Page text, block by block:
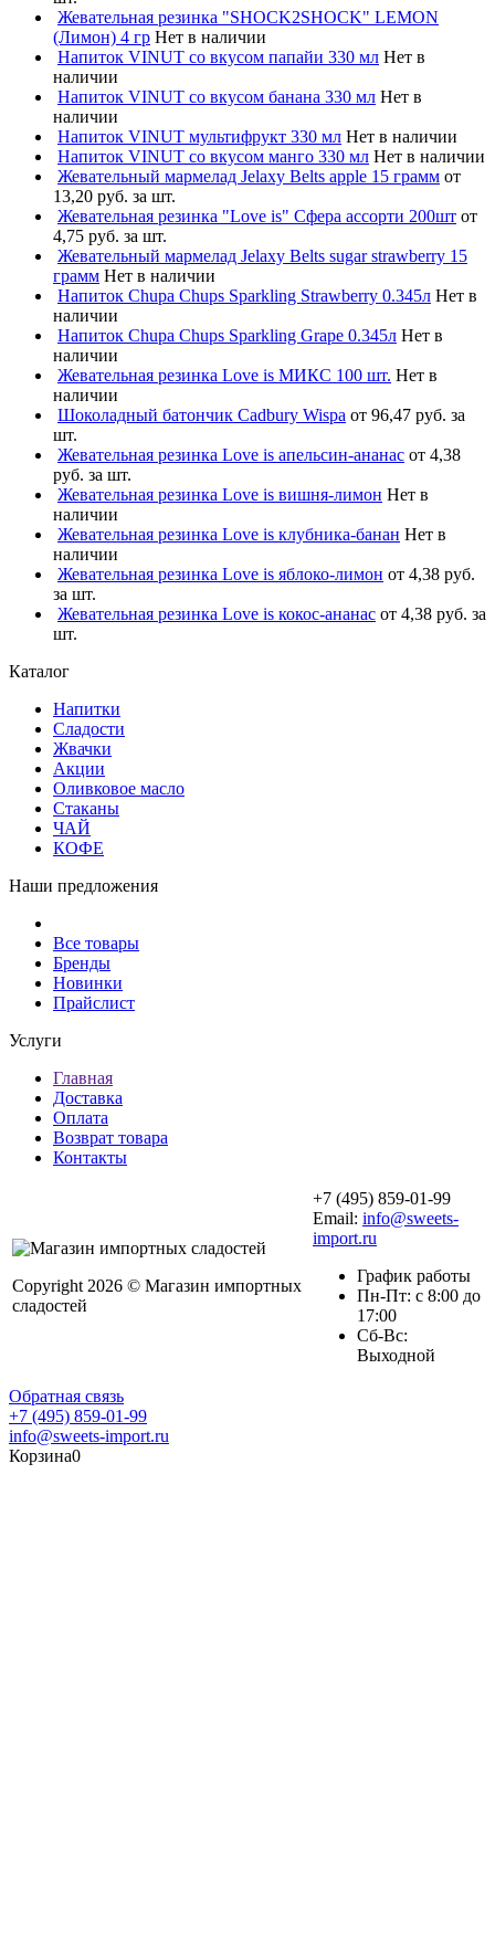
Жевательная резинка "SHOCK2SHOCK" LEMON
(Лимон) 4 гр Нет в наличии
Напиток VINUT со вкусом папайи 330 мл Нет в
наличии
Напиток VINUT со вкусом банана 330 мл Нет в
наличии
Напиток VINUT мультифрукт 330 мл Нет в наличии
Напиток VINUT со вкусом манго 330 мл Нет в наличии
Жевательный мармелад Jelaxy Belts apple 15 грамм от
13,20 руб. за шт.
Жевательная резинка "Love is" Сфера ассорти 200шт от
4,75 руб. за шт.
Жевательный мармелад Jelaxy Belts sugar strawberry 15
грамм Нет в наличии
Напиток Chupa Chups Sparkling Strawberry 0.345л Нет в
наличии
Напиток Chupa Chups Sparkling Grape 0.345л Нет в
наличии
Жевательная резинка Love is МИКС 100 шт. Нет в
наличии
Шоколадный батончик Cadbury Wispa от 96,47 руб. за
шт.
Жевательная резинка Love is апельсин-ананас от 4,38
руб. за шт.
Жевательная резинка Love is вишня-лимон Нет в
наличии
Жевательная резинка Love is клубника-банан Нет в
наличии
Жевательная резинка Love is яблоко-лимон от 4,38 руб.
за шт.
Жевательная резинка Love is кокос-ананас от 4,38 руб. за
шт.
Каталог
Напитки
Сладости
Жвачки
Акции
Оливковое масло
Стаканы
ЧАЙ
КОФЕ
Наши предложения
Все товары
Бренды
Новинки
Прайслист
Услуги
Главная
Доставка
Оплата
Возврат товара
Контакты
Copyright 2026 © Магазин импортных
сладостей
+7 (495) 859-01-99
Email: info@sweets-
import.ru
График работы
Пн-Пт: с 8:00 до
17:00
Сб-Вс:
Выходной
Обратная связь
+7 (495) 859-01-99
info@sweets-import.ru
Корзина0